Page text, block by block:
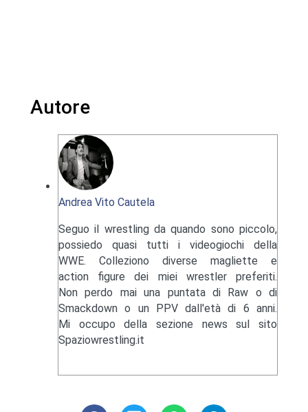
Autore
Andrea Vito Cautela
Seguo il wrestling da quando sono piccolo,
possiedo quasi tutti i videogiochi della
WWE. Colleziono diverse magliette e
action figure dei miei wrestler preferiti.
Non perdo mai una puntata di Raw o di
Smackdown o un PPV dall'età di 6 anni.
Mi occupo della sezione news sul sito
Spaziowrestling.it